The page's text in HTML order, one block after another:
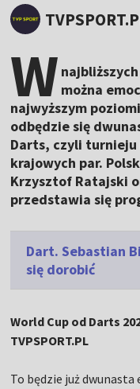
W można
najwyższym
odbędzie się
Darts, czyli turnieju
krajowych par.
Krzysztof Ratajski
przedstawia się
Dart. Sebastian
się dorobić
World Cup od Darts
TVPSPORT.PL
To będzie już